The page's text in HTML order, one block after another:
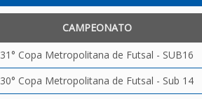
CAMPEONATO
31° Copa Metropolitana de Futsal - SUB16
30° Copa Metropolitana de Futsal - Sub 14